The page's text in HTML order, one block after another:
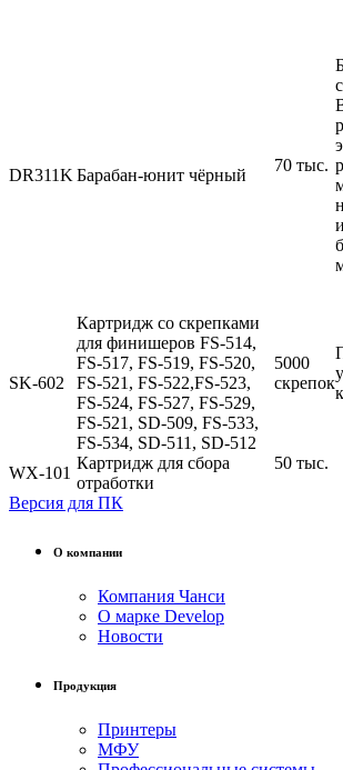
DR311K Барабан-юнит чёрный
70 тыс.
SK-602
Картридж со скрепками
для финишеров FS-514,
FS-517, FS-519, FS-520,
FS-521, FS-522,FS-523,
FS-524, FS-527, FS-529,
FS-521, SD-509, FS-533,
FS-534, SD-511, SD-512
5000
скрепок
WX-101
Картридж для сбора
отработки
50 тыс.
Версия для ПК
О компании
Компания Чанси
О марке Develop
Новости
Продукция
Принтеры
МФУ